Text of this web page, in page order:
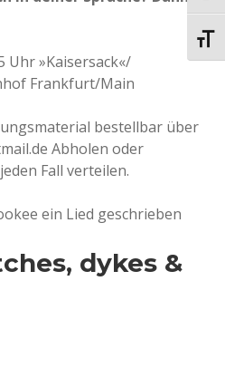
Uhr »Kaisersack«/
Frankfurt/Main
bestellbar über
Abholen oder
Fall verteilen.
ein Lied geschrieben
dykes &